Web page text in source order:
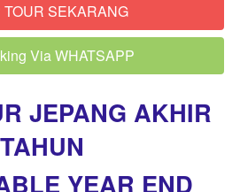
TOUR SEKARANG
Via WHATSAPP
JEPANG AKHIR
TAHUN
YEAR END